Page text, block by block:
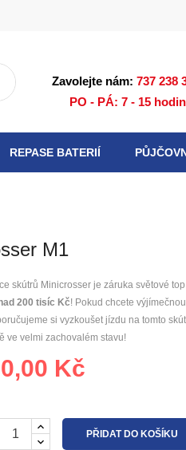
seznamu přání.
Zavolejte nám: 737 238
PO - PÁ: 7 - 15 hodin
REPASE BATERIÍ
M1
skútrů Minicrosser je záruka světové
200 tisíc Kč! Pokud chcete
si vyzkoušet jízdu na tomto
ve velmi zachovalém stavu!
Kč
PŘIDAT DO KOŠÍKU